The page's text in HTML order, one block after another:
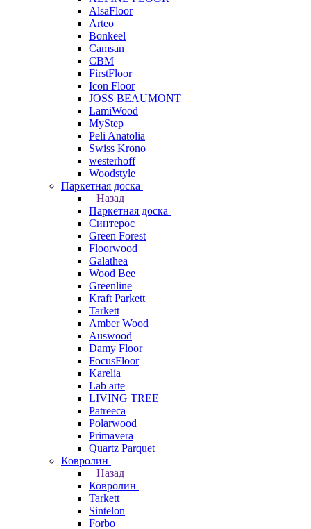
AlsaFloor
Arteo
Bonkeel
Camsan
CBM
FirstFloor
Icon Floor
JOSS BEAUMONT
LamiWood
MyStep
Peli Anatolia
Swiss Krono
westerhoff
Woodstyle
Паркетная доска
Назад
Паркетная доска
Синтерос
Green Forest
Floorwood
Galathea
Wood Bee
Greenline
Kraft Parkett
Tarkett
Amber Wood
Auswood
Damy Floor
FocusFloor
Karelia
Lab arte
LIVING TREE
Patreeca
Polarwood
Primavera
Quartz Parquet
Ковролин
Назад
Ковролин
Tarkett
Sintelon
Forbo